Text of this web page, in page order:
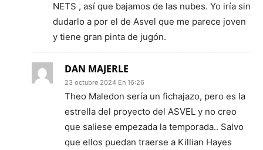
NETS , así que bajamos de las nubes. Yo iría sin
dudarlo a por el de Asvel que me parece joven
y tiene gran pinta de jugón.
DAN MAJERLE
23 octubre 2024 En 16:26
Theo Maledon sería un fichajazo, pero es la
estrella del proyecto del ASVEL y no creo
que saliese empezada la temporada.. Salvo
que ellos puedan traerse a Killian Hayes